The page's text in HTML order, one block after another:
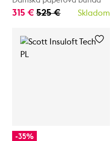
315 € 525 € Skladom
-35%